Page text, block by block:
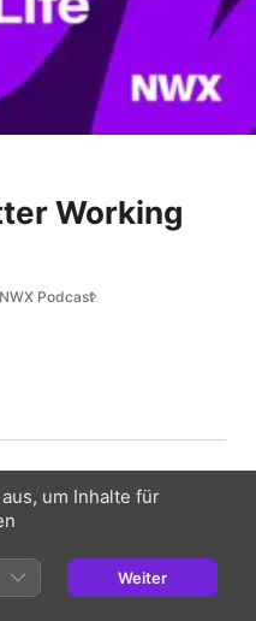
Working
Podcast
Better Working Life,
wir, die Hosts
Formate. Der Podcast
die Arbeitswelt von
um Inhalte für
Weiter